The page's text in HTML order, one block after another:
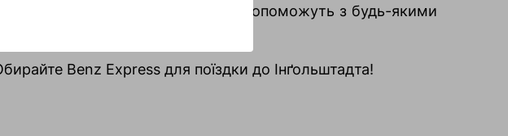
працюють щодня та допоможуть з будь-якими
Benz Express для поїздки до Інґольштадта!